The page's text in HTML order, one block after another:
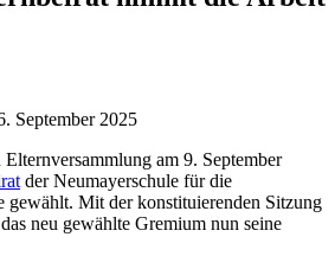
September 2025
am 9. September
der Neumayerschule für die
gewählt. Mit der konstituierenden Sitzung
neu gewählte Gremium nun seine